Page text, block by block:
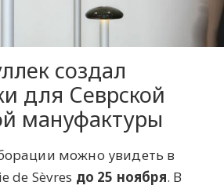
создал
для Севрской
мануфактуры
можно увидеть в
de Sèvres до 25 ноября. В